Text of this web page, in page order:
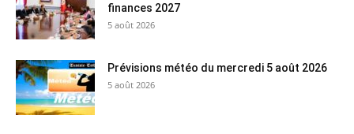
finances 2027
5 août 2026
Prévisions météo du mercredi 5 août 2026
5 août 2026